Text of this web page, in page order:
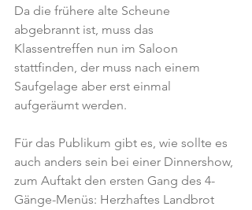
Da die frühere alte Scheune
abgebrannt ist, muss das
Klassentreffen nun im Saloon
stattfinden, der muss nach einem
Saufgelage aber erst einmal
aufgeräumt werden.
Für das Publikum gibt es, wie sollte es
auch anders sein bei einer Dinnershow,
zum Auftakt den ersten Gang des 4-
Gänge-Menüs: Herzhaftes Landbrot